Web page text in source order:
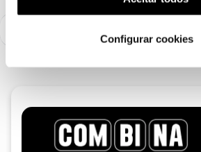
utilização dos cookies clicando em "
Configurar cookies